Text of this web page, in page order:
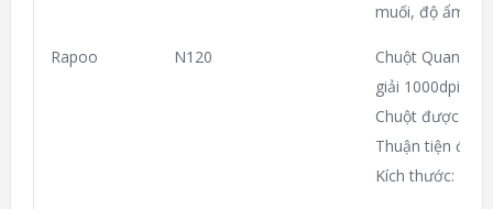
muối, độ ẩm
Rapoo N120
Chuột Quang
giải 1000dpi.
Chuột được
Thuận tiện điều
Kích thước: